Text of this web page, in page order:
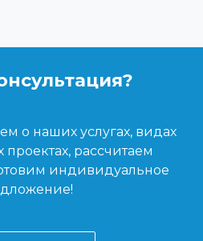
о наших услугах, видах
проектах, рассчитаем
индивидуальное